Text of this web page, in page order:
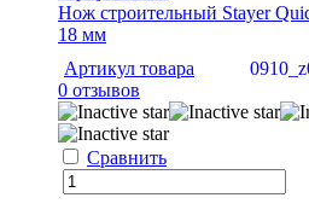
Нож строительный Stayer
18 мм
Артикул товара
0 отзывов
Сравнить